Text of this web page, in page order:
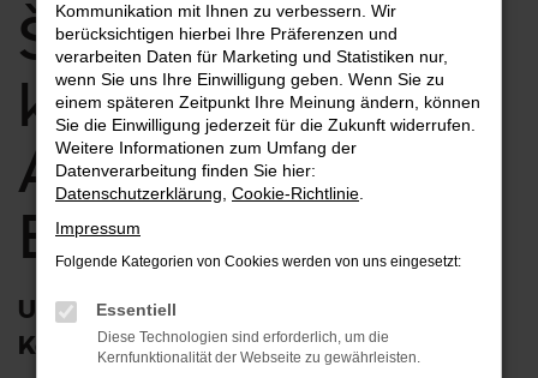
Škoda Kamiq
kaufen im
Autohaus an der
B13
Unterwegs im Škoda Kamiq – Top-
Konditionen im Autohaus an der B13
Kommunikation mit Ihnen zu verbessern. Wir
berücksichtigen hierbei Ihre Präferenzen und
verarbeiten Daten für Marketing und Statistiken nur,
wenn Sie uns Ihre Einwilligung geben. Wenn Sie zu
einem späteren Zeitpunkt Ihre Meinung ändern, können
Sie die Einwilligung jederzeit für die Zukunft widerrufen.
Weitere Informationen zum Umfang der
Datenverarbeitung finden Sie hier:
Datenschutzerklärung Cookie-Richtlinie
Impressum
Folgende Kategorien von Cookies werden von uns eingesetzt:
Essentiell
Diese Technologien sind erforderlich, um die
Kernfunktionalität der Webseite zu gewährleisten.